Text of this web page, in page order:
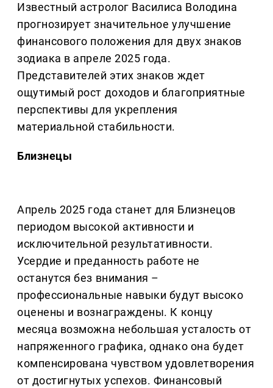
Известный астролог Василиса Володина
прогнозирует значительное улучшение
финансового положения для двух знаков
зодиака в апреле 2025 года.
Представителей этих знаков ждет
ощутимый рост доходов и благоприятные
перспективы для укрепления
материальной стабильности.
Близнецы
Апрель 2025 года станет для Близнецов
периодом высокой активности и
исключительной результативности.
Усердие и преданность работе не
останутся без внимания –
профессиональные навыки будут высоко
оценены и вознаграждены. К концу
месяца возможна небольшая усталость от
напряженного графика, однако она будет
компенсирована чувством удовлетворения
от достигнутых успехов. Финансовый